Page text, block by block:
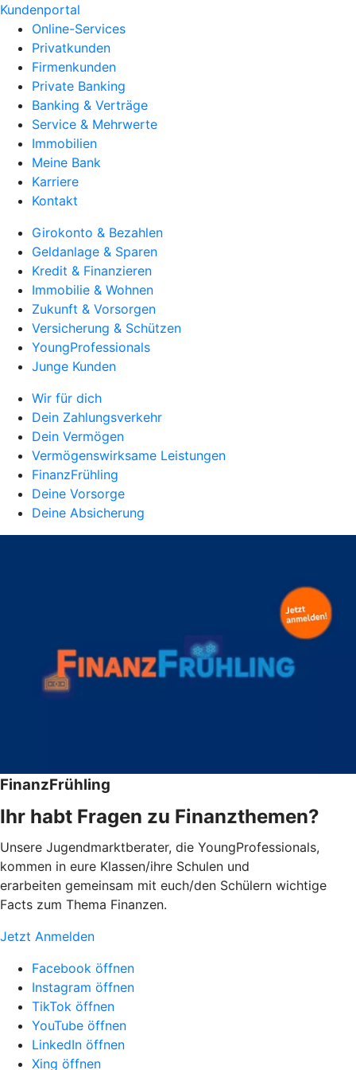
Kundenportal
Online-Services
Privatkunden
Firmenkunden
Private Banking
Banking & Verträge
Service & Mehrwerte
Immobilien
Meine Bank
Karriere
Kontakt
Girokonto & Bezahlen
Geldanlage & Sparen
Kredit & Finanzieren
Immobilie & Wohnen
Zukunft & Vorsorgen
Versicherung & Schützen
YoungProfessionals
Junge Kunden
Wir für dich
Dein Zahlungsverkehr
Dein Vermögen
Vermögenswirksame Leistungen
FinanzFrühling
Deine Vorsorge
Deine Absicherung
FinanzFrühling
Ihr habt Fragen zu Finanzthemen?
Unsere Jugendmarktberater, die YoungProfessionals,
kommen in eure Klassen/ihre Schulen und
erarbeiten gemeinsam mit euch/den Schülern wichtige
Facts zum Thema Finanzen.
Jetzt Anmelden
Facebook öffnen
Instagram öffnen
TikTok öffnen
YouTube öffnen
LinkedIn öffnen
Xing öffnen